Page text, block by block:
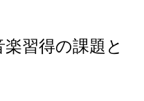
習得の課題と